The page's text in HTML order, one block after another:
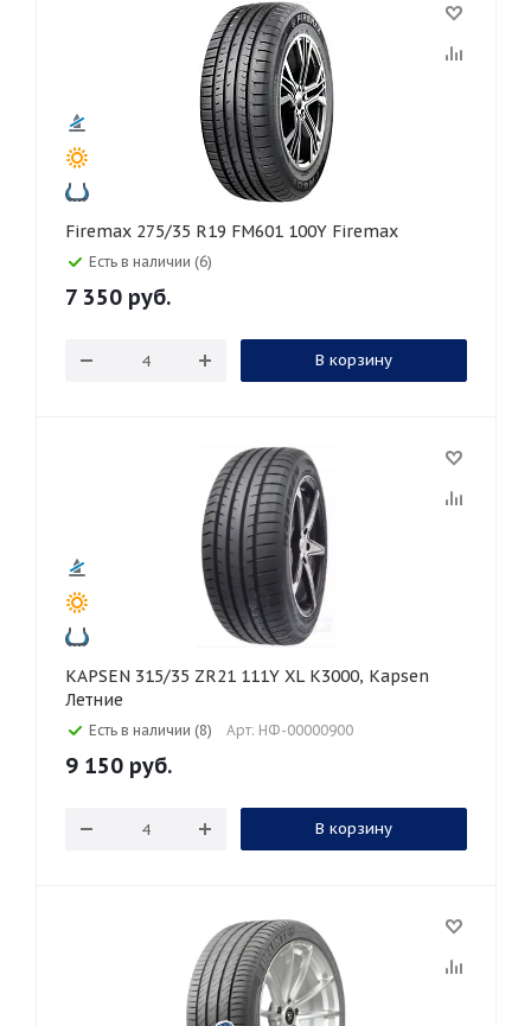
Firemax 275/35 R19 FM601 100Y Firemax
Есть в наличии (6)
7 350 руб.
В корзину
KAPSEN 315/35 ZR21 111Y XL K3000, Kapsen
Летние
Есть в наличии (8) Арт: НФ-00000900
9 150 руб.
В корзину